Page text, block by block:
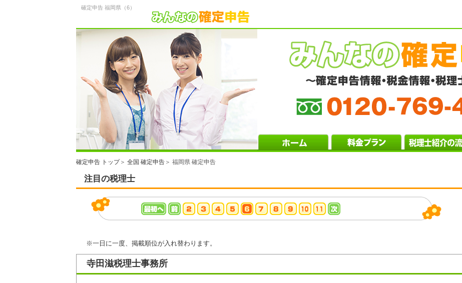
確定申告 福岡県（6）
確定申告 トップ＞ 全国 確定申告 ＞ 福岡県 確定申告
注目の税理士
※一日に一度、掲載順位が入れ替わります。
寺田滋税理士事務所